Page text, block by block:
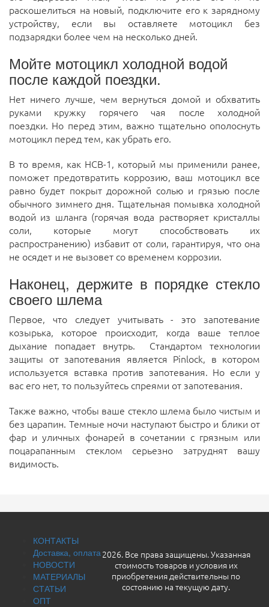
раскошелиться на новый, подключите его к зарядному
устройству, если вы оставляете мотоцикл без
подзарядки более чем на несколько дней.
Мойте мотоцикл холодной водой
после каждой поездки.
Нет ничего лучше, чем вернуться домой и обхватить
руками кружку горячего чая после холодной
поездки. Но перед этим, важно тщательно ополоснуть
мотоцикл перед тем, как убрать его.
В то время, как HCB-1, который мы применили ранее,
поможет предотвратить коррозию, ваш мотоцикл все
равно будет покрыт дорожной солью и грязью после
обычного зимнего дня. Тщательная помывка холодной
водой из шланга (горячая вода растворяет кристаллы
соли, которые могут способствовать их
распространению) избавит от соли, гарантируя, что она
не осядет и не вызовет со временем коррозии.
Наконец, держите в порядке стекло
своего шлема
Первое, что следует учитывать - это запотевание
козырька, которое происходит, когда ваше теплое
дыхание попадает внутрь.
Стандартом технологии
защиты от запотевания является Pinlock, в котором
используется вставка против запотевания. Но если у
вас его нет, то пользуйтесь спреями от запотевания.
Также важно, чтобы ваше стекло шлема было чистым и
без царапин. Темные ночи наступают быстро и блики от
фар и уличных фонарей в сочетании с грязным или
поцарапанным стеклом серьезно затруднят вашу
видимость.
КОНТАКТЫ
Доставка, оплата
НОВОСТИ
МАТЕРИАЛЫ
СТАТЬИ
ОПТ
2026. Все права защищены. Указанная
стоимость товаров и условия их
приобретения действительны по
состоянию на текущую дату.